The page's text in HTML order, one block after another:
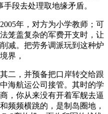
段去处理取地缘矛盾。
年，对方为小学教师；可
笼盖复杂的军费开支时，让
减。把劳务调派玩到这种炉
界，
，并预备把口岸转交给跟
海航运公司接管。其时的学
，你从来没有开着军舰去逼
频频横跳的，是制岛圈地，